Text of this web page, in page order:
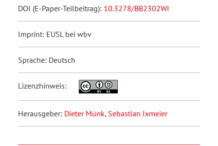
DOI (E-Paper-Teilbeitrag): 10.3278/BB2302WI
Imprint: EUSL bei wbv
Sprache: Deutsch
Lizenzhinweis:
Herausgeber: Dieter Münk, Sebastian Ixmeier